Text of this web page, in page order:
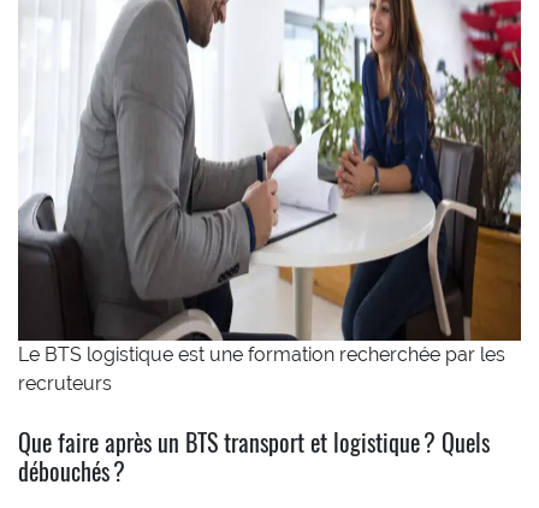
Le BTS logistique est une formation recherchée par les
recruteurs
Que faire après un BTS transport et logistique ? Quels
débouchés ?